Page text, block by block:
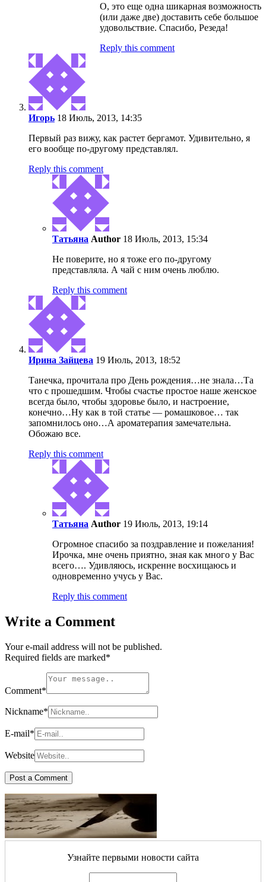
О, это еще одна шикарная возможность
(или даже две) доставить себе большое
удовольствие. Спасибо, Резеда!
Reply this comment
Игopь 18 Июль, 2013, 14:35
Первый раз вижу, как растет бергамот. Удивительно, я
его вообще по-другому представлял.
Reply this comment
Татьяна Author 18 Июль, 2013, 15:34
Не поверите, но я тоже его по-другому
представляла. А чай с ним очень люблю.
Reply this comment
Ирина Зайцева 19 Июль, 2013, 18:52
Танечка, прочитала про День рождения…не знала…Та
что с прошедшим. Чтобы счастье простое наше женское
всегда было, чтобы здоровье было, и настроение,
конечно…Ну как в той статье — ромашковое… так
запомнилось оно…А ароматерапия замечательна.
Обожаю все.
Reply this comment
Татьяна Author 19 Июль, 2013, 19:14
Огромное спасибо за поздравление и пожелания!
Ирочка, мне очень приятно, зная как много у Вас
всего…. Удивляюсь, искренне восхищаюсь и
одновременно учусь у Вас.
Reply this comment
Write a Comment
Your e-mail address will not be published.
Required fields are marked*
Comment*
Nickname*
E-mail*
Website
Узнайте первыми новости сайта